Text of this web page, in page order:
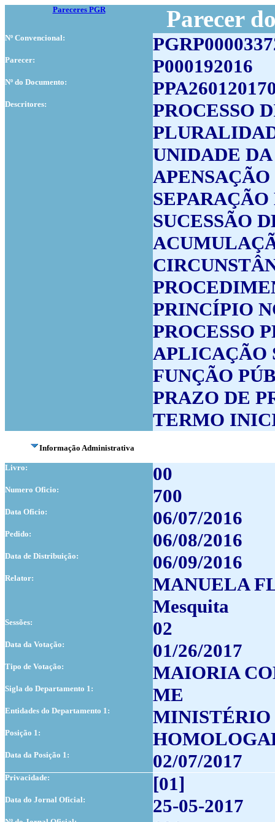
Pareceres PGR Parecer
Nº Convencional:
Parecer: P000192016
Nº do Documento:
Descritores:
PROCESSO
UNIDADE
APENSAÇÃO
SEPARAÇÃO
SUCESSÃO
PRINCÍPIO
PROCESSO
APLICAÇÃO
FUNÇÃO
PRAZO DE
TERMO
Informação Administrativa
Livro: 00
Numero Oficio: 700
Data Oficio: 06/07/2016
Pedido: 06/08/2016
Data de Distribuição: 06/09/2016
Relator:
MANUELA
Mesquita
Sessões: 02
Data da Votação: 01/26/2017
Tipo de Votação: MAIORIA
Sigla do Departamento 1: ME
Entidades do Departamento 1: MINISTÉRIO
Posição 1:
Data da Posição 1: 02/07/2017
Privacidade: [01]
Data do Jornal Oficial: 25-05-2017